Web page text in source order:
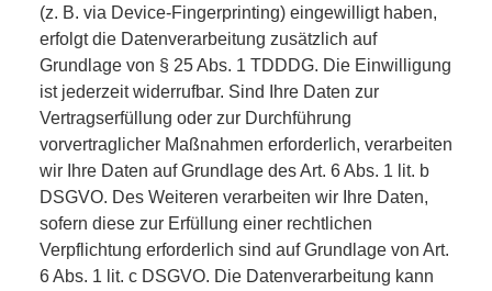
(z. B. via Device-Fingerprinting) eingewilligt haben,
erfolgt die Datenverarbeitung zusätzlich auf
Grundlage von § 25 Abs. 1 TDDDG. Die Einwilligung
ist jederzeit widerrufbar. Sind Ihre Daten zur
Vertragserfüllung oder zur Durchführung
vorvertraglicher Maßnahmen erforderlich, verarbeiten
wir Ihre Daten auf Grundlage des Art. 6 Abs. 1 lit. b
DSGVO. Des Weiteren verarbeiten wir Ihre Daten,
sofern diese zur Erfüllung einer rechtlichen
Verpflichtung erforderlich sind auf Grundlage von Art.
6 Abs. 1 lit. c DSGVO. Die Datenverarbeitung kann